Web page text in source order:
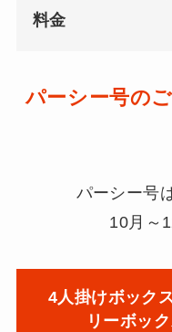
料金
パーシー号の
パーシー号
10月～
4人掛けボック
リーボッ